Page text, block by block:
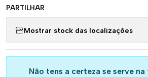
PARTILHAR
Mostrar stock das localizações
Não tens a certeza se serve